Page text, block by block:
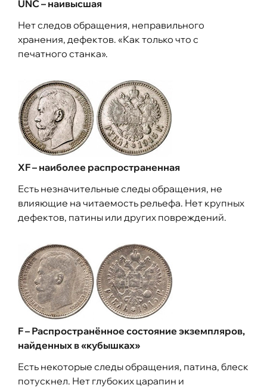
UNC – наивысшая
Нет следов обращения, неправильного
хранения, дефектов. «Как только что с
печатного станка».
XF – наиболее распространенная
Есть незначительные следы обращения, не
влияющие на читаемость рельефа. Нет крупных
дефектов, патины или других повреждений.
F – Распространённое состояние экземпляров,
найденных в «кубышках»
Есть некоторые следы обращения, патина, блеск
потускнел. Нет глубоких царапин и